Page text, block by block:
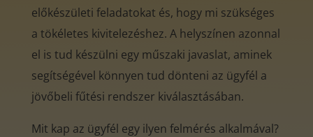
előkészületi feladatokat és, hogy mi szükséges
a tökéletes kivitelezéshez. A helyszínen azonnal
el is tud készülni egy műszaki javaslat, aminek
segítségével könnyen tud dönteni az ügyfél a
jövőbeli fűtési rendszer kiválasztásában.
Mit kap az ügyfél egy ilyen felmérés alkalmával?